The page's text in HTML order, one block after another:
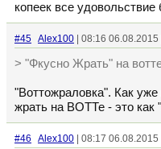
копеек все
#45 Alex100 | 08:16
> "Фкусно Жрать" на
"Воттожраловка". Как
жрать на ВОТТе - это как
#46 Alex100 | 08:17